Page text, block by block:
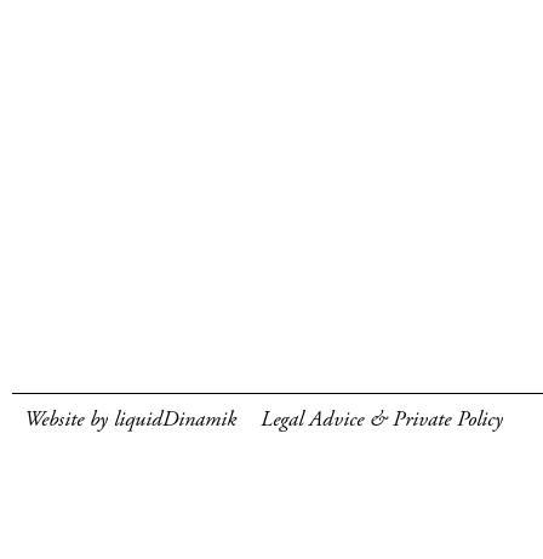
Website by liquidDinamik Legal Advice & Private Policy